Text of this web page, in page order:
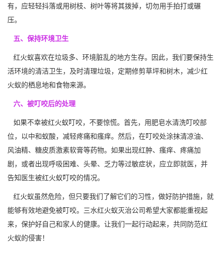
有，应轻轻抖落或用树枝、树叶等将其拨掉，切勿用手拍打或碾
压。
五、保持环境卫生
红火蚁喜欢在垃圾多、环境脏乱的地方生存。因此，我们要保持生
活环境的清洁卫生，及时清理垃圾，定期修剪草坪和树木，减少红
火蚁的栖息地和食物来源。
六、被叮咬后的处理
如果不幸被红火蚁叮咬，不要惊慌。首先，用肥皂水清洗叮咬部
位，以中和蚁酸，减轻疼痛和瘙痒。然后，在叮咬处涂抹清凉油、
风油精、糖皮质激素软膏等药物。如果出现红肿、瘙痒、疼痛加
剧，或者出现呼吸困难、头晕、乏力等过敏症状，应立即就医，并
告知医生被红火蚁叮咬的情况。
红火蚁虽然危险，但只要我们了解它们的习性，做好防护措施，就
能够有效地避免被叮咬。三水红火蚁灭治公司希望大家都能重视起
来，保护好自己和家人的健康。让我们一起行动起来，共同防范红
火蚁的侵害！